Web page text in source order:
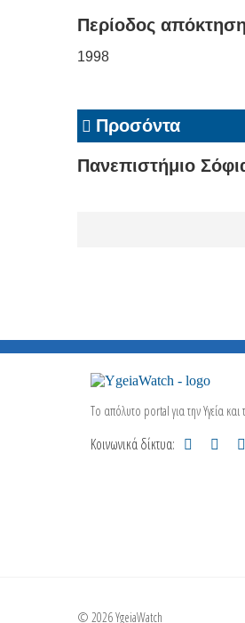
Περίοδος
1998
Προσόντα
Πανεπιστήμιο
Το απόλυτο portal για την Υγεία και
Κοινωνικά δίκτυα:
© 2026 YgeiaWatch